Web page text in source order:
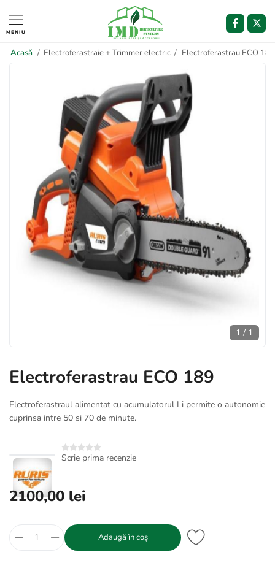
MENIU
Acasă / Electroferastraie + Trimmer electric / Electroferastrau ECO 189
1 / 1
Electroferastrau ECO 189
Electroferastraul alimentat cu acumulatorul Li permite o autonomie
cuprinsa intre 50 si 70 de minute.
Scrie prima recenzie
2100,00 lei
Adaugă în coș